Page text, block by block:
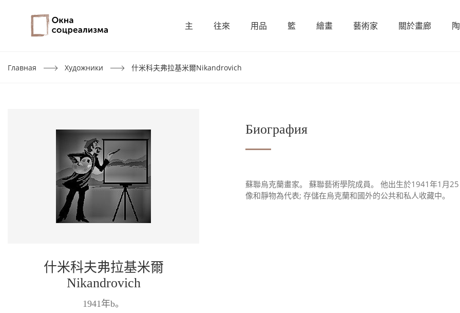
主 往來 用品 籃 繪畫 藝術家 關於畫廊
Главная Художники 什米科夫弗拉基米爾Nikandrovich
什米科夫弗拉基米爾
Nikandrovich
1941年b。
Биография
蘇聯烏克蘭畫家。 蘇聯藝術學院成員。 他出生於1941年1月
像和靜物為代表; 存儲在烏克蘭和國外的公共和私人收藏中。